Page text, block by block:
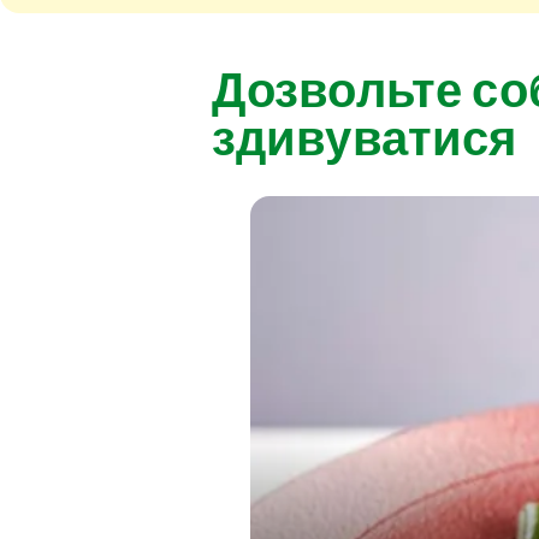
Дозвольте
здивуватися